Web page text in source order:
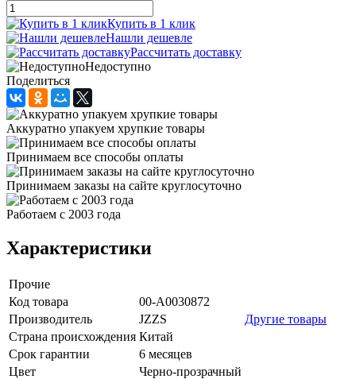
Купить в 1 клик
Нашли дешевле
Рассчитать доставку
Недоступно
Поделиться
Аккуратно упакуем хрупкие товары
Принимаем все способы оплаты
Принимаем заказы на сайте круглосуточно
Работаем с 2003 года
Характеристики
Прочие
Код товара
00-А0030872
Производитель
JZZS
Другие товары
Страна происхождения Китай
Срок гарантии
6 месяцев
Цвет
Черно-прозрачный